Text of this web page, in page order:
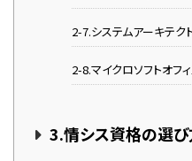
2-7.システムアーキテク
2-8.マイクロソフトオフ
3.情シス資格の選